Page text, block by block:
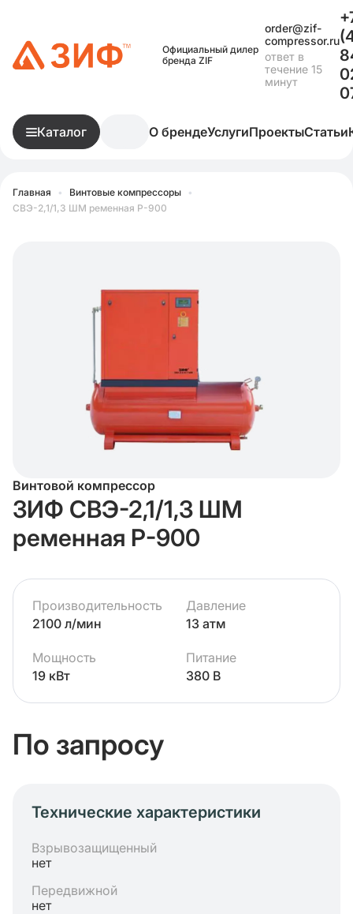
Официальный дилер
бренда ZIF
order@zif-
compressor.ru
ответ в
течение 15
минут
Каталог О брендеУслугиПроектыСтатьи
Главная • Винтовые компрессоры
•
СВЭ-2,1/1,3 ШМ ременная Р-900
Винтовой компрессор
ЗИФ СВЭ-2,1/1,3 ШМ
ременная Р-900
Производительность
2100 л/мин
Давление
13 атм
Мощность
19 кВт
Питание
380 В
По запросу
Технические характеристики
Взрывозащищенный
нет
Передвижной
нет